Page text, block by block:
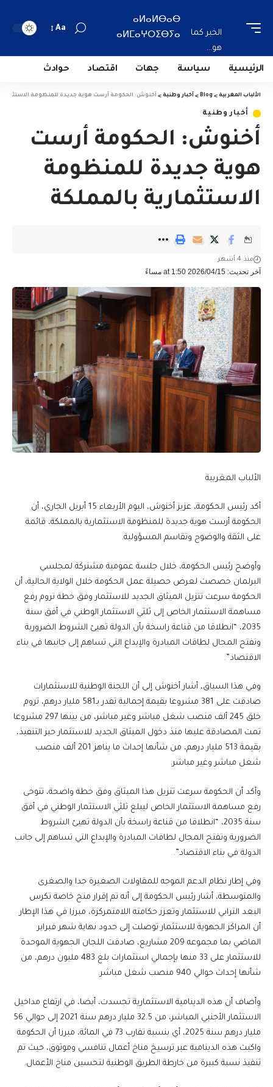
الخبر كما
هو...
ⴰⵍⴰⵍⴱⴰⴱ
ⴰⵍⵎⴰⵖⵔⵉⴱⵢⴰ
Aa
الرئيسية سياسة جهات اقتصاد حوادث
الألباب المغربية >
Blog
> أخبار وطنية > أخنوش: الحكومة أرست هوية جديدة للمنظومة الاستثمارية
أخبار وطنية
أخنوش: الحكومة أرست
هوية جديدة للمنظومة
الاستثمارية بالمملكة
آخر تحديث: 2026/04/15 at 1:50 مساءً
منذ 4 أشهر
الألباب المغربية
أكد رئيس الحكومة، عزيز أخنوش، اليوم الأربعاء 15 أبريل الجاري، أن
الحكومة أرست هوية جديدة للمنظومة الاستثمارية بالمملكة، قائمة
على الثقة والوضوح وتقاسم المسؤولية.
وأوضح رئيس الحكومة، خلال جلسة عمومية مشتركة لمجلسي
البرلمان خصصت لعرض حصيلة عمل الحكومة خلال الولاية الحالية، أن
الحكومة سرعت تنزيل الميثاق الجديد للاستثمار وفق خطة تروم رفع
مساهمة الاستثمار الخاص إلى ثلثي الاستثمار الوطني في أفق سنة
2035، “انطلاقا من قناعة راسخة بأن الدولة تهيئ الشروط الضرورية
وتفتح المجال لطاقات المبادرة والإبداع التي تساهم إلى جانبها في بناء
الاقتصاد”.
وفي هذا السياق، أشار أخنوش إلى أن اللجنة الوطنية للاستثمارات
صادقت على 381 مشروعا بقيمة إجمالية تقدر بـ581 مليار درهم، تروم
خلق 245 ألف منصب شغل مباشر وغير مباشر، من بينها 297 مشروعا
تمت المصادقة عليها منذ دخول الميثاق الجديد للاستثمار حيز التنفيذ،
بقيمة 513 مليار درهم، من شأنها إحداث ما يناهز 201 ألف منصب
شغل مباشر وغير مباشر.
وأكد أن الحكومة سرعت تنزيل هذا الميثاق وفق خطة واضحة، تتوخى
رفع مساهمة الاستثمار الخاص ليبلغ ثلثي الاستثمار الوطني في أفق
سنة 2035، “انطلاقا من قناعة راسخة بأن الدولة تهيئ الشروط
الضرورية وتفتح المجال لطاقات المبادرة والإبداع التي تساهم إلى جانب
الدولة في بناء الاقتصاد”.
وفي إطار نظام الدعم الموجه للمقاولات الصغيرة جدا والصغرى
والمتوسطة، أشار رئيس الحكومة إلى أنه تم إقرار منح خاصة تكرس
البعد الترابي للاستثمار وتعزز حكامته اللامتمركزة، مبرزا في هذا الإطار
أن المراكز الجهوية للاستثمار توصلت إلى حدود نهاية شهر فبراير
الماضي بما مجموعه 209 مشاريع، صادقت اللجان الجهوية الموحدة
للاستثمار على 33 منها بإجمالي استثمارات بلغ 483 مليون درهم، من
شأنها إحداث حوالي 940 منصب شغل مباشر.
وأضاف أن هذه الدينامية الاستثمارية تجسدت، أيضا، في ارتفاع مداخيل
الاستثمار الأجنبي المباشر، من 32.5 مليار درهم سنة 2021 إلى حوالي 56
مليار درهم سنة 2025، أي بنسبة تقارب 73 في المائة، مبرزا أن الحكومة
واكبت هذه الدينامية عبر ترسيخ مناخ أعمال تنافسي وموثوق، حيث تم
تنفيذ نسبة كبيرة من خارطة الطريق الوطنية لتحسين مناخ الأعمال.